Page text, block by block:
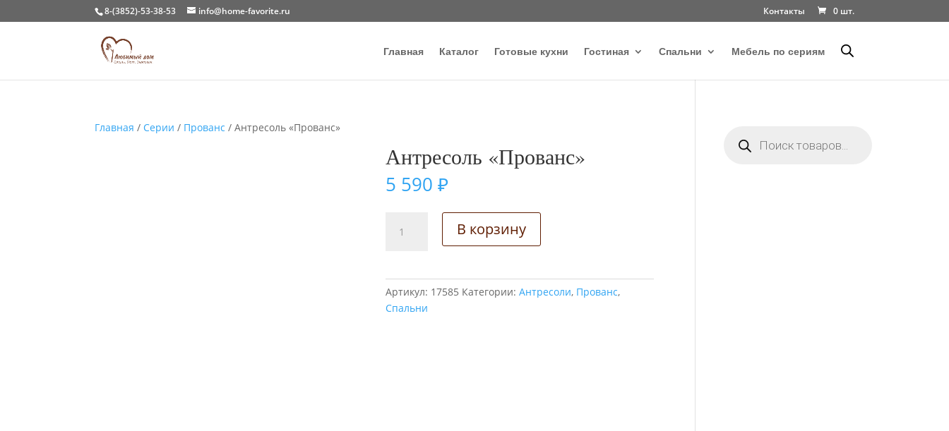
8-(3852)-53-38-53 info@home-favorite.ru Контакты 0 шт.
Главная Каталог Готовые кухни Гостиная Спальни Мебель по сериям
Главная / Серии / Прованс / Антресоль «Прованс»
Антресоль «Прованс»
5 590₽
товара
В корзину
Артикул: 17585 Категории:Антресоли, Прованс,
Спальни
товаров